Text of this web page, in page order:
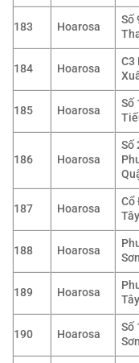
183 Hoarosa
Số
184 Hoarosa
C3
185 Hoarosa
Số
186 Hoarosa
Số
187 Hoarosa
Cổ
Tây
188 Hoarosa
189 Hoarosa
Tây
190 Hoarosa
Số